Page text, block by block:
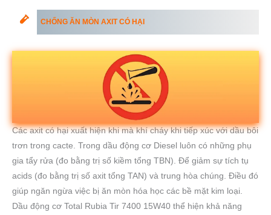
CHỐNG ĂN MÒN AXIT CÓ HẠI
Các axit có hại xuất hiện khi mà khí cháy khi tiếp xúc với dầu bôi
trơn trong cacte. Trong dầu động cơ Diesel luôn có những phụ
gia tẩy rửa (đo bằng trị số kiềm tổng TBN). Để giảm sự tích tụ
acids (đo bằng trị số axit tổng TAN) và trung hòa chúng. Điều đó
giúp ngăn ngừa việc bị ăn mòn hóa học các bề mặt kim loại.
Dầu động cơ Total Rubia Tir 7400 15W40 thể hiện khả năng